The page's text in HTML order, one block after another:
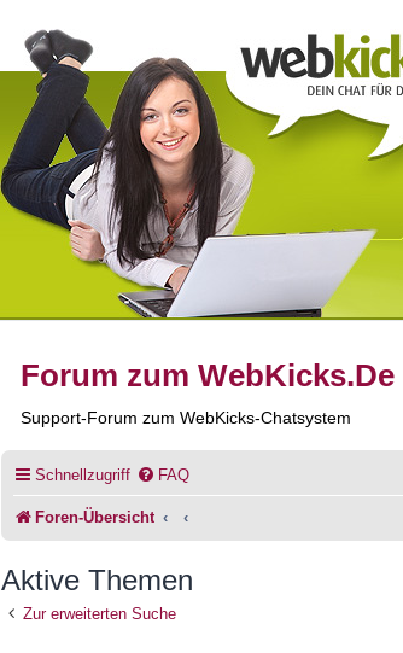
Forum zum WebKicks.De
Support-Forum zum WebKicks-Chatsystem
Schnellzugriff FAQ
Foren-Übersicht
Aktive Themen
Zur erweiterten Suche